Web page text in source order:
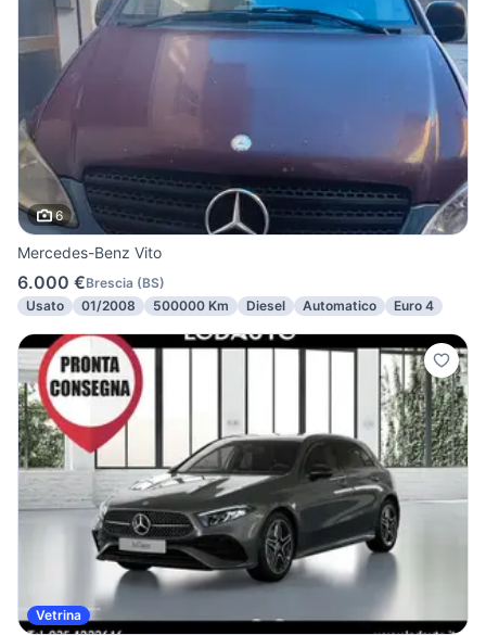
6
Mercedes-Benz Vito
6.000 €Brescia (BS)
Usato
01/2008 500000 Km Diesel Automatico Euro 4
Vetrina